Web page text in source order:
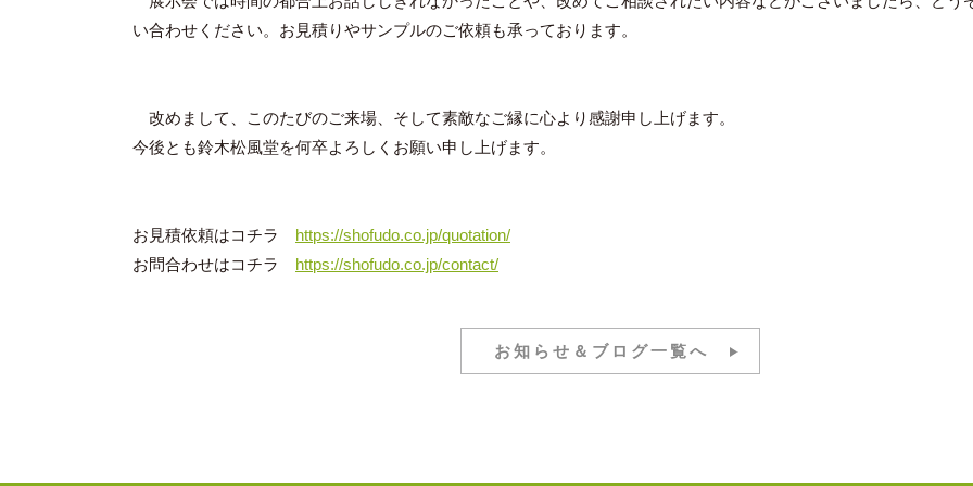
い合わせください。お見積りやサンプルのご依頼も承っております。
改めまして、このたびのご来場、そして素敵なご縁に心より感謝申し上げます。
今後とも鈴木松風堂を何卒よろしくお願い申し上げます。
お見積依頼はコチラ https://shofudo.co.jp/quotation/
お問合わせはコチラ https://shofudo.co.jp/contact/
お知らせ＆ブログ一覧へ